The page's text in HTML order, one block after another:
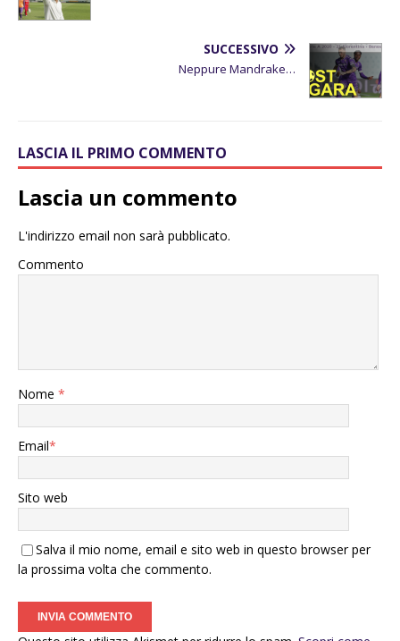
SUCCESSIVO
Neppure Mandrake…
LASCIA IL PRIMO COMMENTO
Lascia un commento
L'indirizzo email non sarà pubblicato.
Commento
Nome *
Email*
Sito web
Salva il mio nome, email e sito web in questo browser per
la prossima volta che commento.